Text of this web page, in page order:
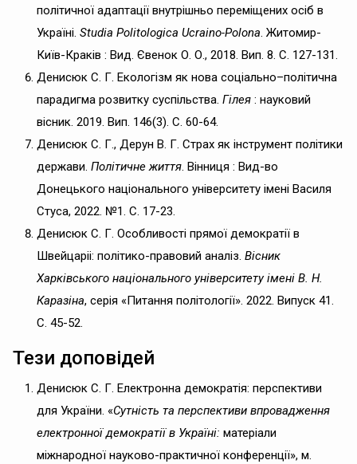
політичної адаптації внутрішньо переміщених осіб в
Україні. Studia Politologica Ucraino-Polona. Житомир-
Київ-Краків : Вид. Євенок О. О., 2018. Вип. 8. С. 127-131.
Денисюк С. Г. Екологізм як нова соціально–політична
парадигма розвитку суспільства. Гілея : науковий
вісник. 2019. Вип. 146(3). С. 60-64.
Денисюк С. Г., Дерун В. Г. Страх як інструмент політики
держави. Політичне життя. Вінниця : Вид-во
Донецького національного університету імені Василя
Стуса, 2022. №1. С. 17-23.
Денисюк С. Г. Особливості прямої демократії в
Швейцаріі: політико-правовий аналіз. Вісник
Харківського національного університету імені В. Н.
Каразіна, серія «Питання політології». 2022. Випуск 41.
С. 45-52.
Тези доповідей
Денисюк С. Г. Електронна демократія: перспективи
для України. «Сутність та перспективи впровадження
електронної демократії в Україні: матеріали
міжнародної науково-практичної конференції», м.